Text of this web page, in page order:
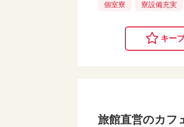
個室寮 寮設備充実
キー
旅館直営のカフ